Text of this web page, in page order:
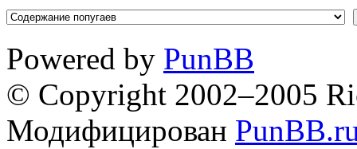
Powered by PunBB
© Copyright 2002–2005
Модифицирован